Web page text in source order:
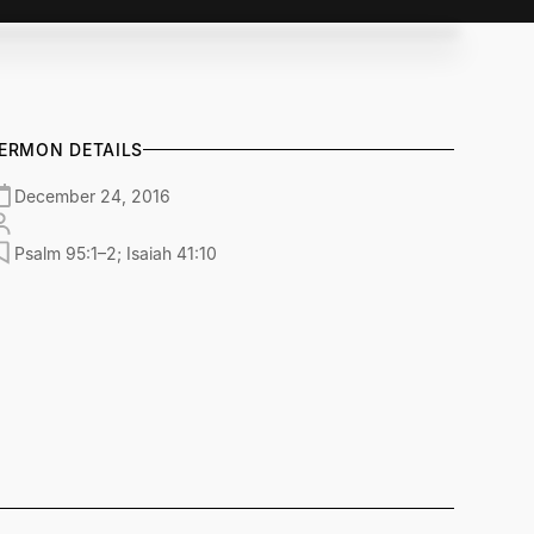
DETAILS
December 24, 2016
Psalm 95:1–2; Isaiah 41:10